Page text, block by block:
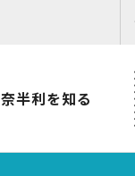
奈半利を知る